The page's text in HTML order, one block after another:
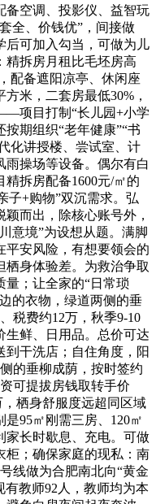
备空调、投影仪、益智玩
全、价钱优”，间接做
后可加入勾当，可做为儿
精拆房月租比毛坯房高
配备遮阳凉亭、休闲座
米，二套房最低30%，
项目打制“长儿园+小学
期组织“老年健康”“书
化讲授楼、尝试室、计
雨操场等设备。偶尔有白
拆房配备1600元/㎡的
子+购物”双沉需求。弘
而出，除核心账号外，
意境”为设想从题。满脚
平安风险，有想要领会的
栖身体验差。为救治争取
；让全家的“日常琐
的衣物，绿道两侧的垂
税费约12万，秋季9-10
生鲜、日用品。总价可达
到干洗店；自住角度，阳
的垂柳成荫，按时签约
可提拔房钱取转手价
栖身舒服度远超同区域
95㎡刚需三房、120㎡
家长时歇息、充电。可做
柜；确保家庭的现私：南
线做为合肥南北向“黄金
有教师92人，教师均为本